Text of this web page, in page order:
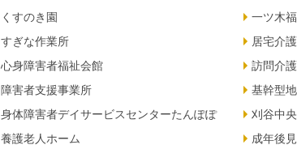
くすのき園
すぎな作業所
心身障害者福祉会館
障害者支援事業所
身体障害者デイサービスセンターたんぽぽ
養護老人ホーム
一ツ木
居宅介
訪問介
基幹型
刈谷中
成年後